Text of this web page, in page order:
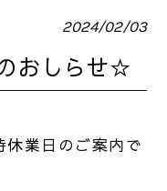
2024/02/03
おしらせ☆
休業日のご案内で